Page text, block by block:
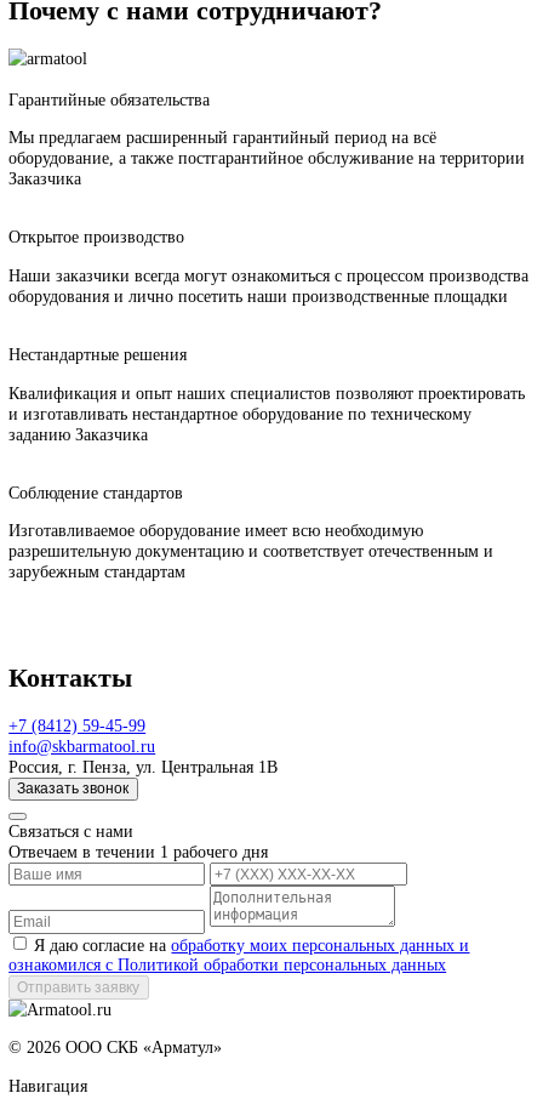
Часто задаваемые вопросы
Какие виды баллонов проходят испытания и какие основные
Какое оборудование входит в состав типового комплекса для
полного цикла испытаний баллонов?
Какие нормативы безопасности необходимо соблюдать при
Какие инновационные технологии применяются в
Почему с нами сотрудничают?
Гарантийные обязательства
Мы предлагаем расширенный гарантийный период на всё
Заказчика
Открытое производство
Нестандартные решения
Квалификация и опыт наших специалистов позволяют
и изготавливать нестандартное оборудование по техническому
заданию Заказчика
Соблюдение стандартов
Изготавливаемое оборудование имеет всю необходимую
разрешительную документацию и соответствует отечественным
зарубежным стандартам
Контакты